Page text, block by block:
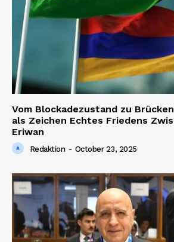
Vom Blockadezustand zu
als Zeichen Echtes Friedens
Eriwan
Redaktion - October 23, 2025